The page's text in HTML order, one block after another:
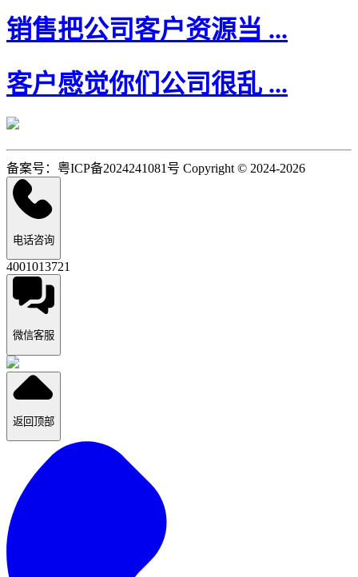
销售把公司客户资源当 ...
客户感觉你们公司很乱 ...
备案号：粤ICP备2024241081号 Copyright © 2024-2026
电话咨询
4001013721
微信客服
返回顶部